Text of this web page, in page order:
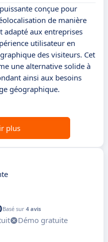
conçue pour
de manière
adapté aux entreprises
utilisateur en
des visiteurs. Cet
une alternative solide à
ainsi aux besoins
géographique.
plus
Basé sur 4 avis
Démo gratuite